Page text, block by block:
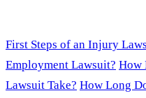
First Steps of an Injury
Employment Lawsuit? How
Lawsuit Take? How Long